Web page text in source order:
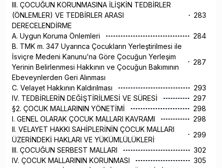
III. ÇOCUĞUN KORUNMASINA İLİŞKİN TEDBİRLER
(ÖNLEMLER) VE TEDBİRLER ARASI
DERECELENDİRME
283
A. Uygun Koruma Önlemleri
284
B. TMK m. 347 Uyarınca Çocukların Yerleştirilmesi ile
İsviçre Medeni Kanunu’na Göre Çocuğun Yerleşim
Yerinin Belirlenmesi Hakkının ve Çocuğun Bakımının
Ebeveynlerden Geri Alınması
287
C. Velayet Hakkının Kaldırılması
293
IV. TEDBİRLERİN DEĞİŞTİRİLMESİ VE SÜRESİ
297
§2. ÇOCUK MALLARININ YÖNETİMİ
298
I. GENEL OLARAK ÇOCUK MALLARI KAVRAMI
298
II. VELAYET HAKKI SAHİPLERİNİN ÇOCUK MALLARI
ÜZERİNDEKİ HAKLARI VE YÜKÜMLÜLÜKLERİ
299
III. ÇOCUĞUN SERBEST MALLARI
302
IV. ÇOCUK MALLARININ KORUNMASI
305